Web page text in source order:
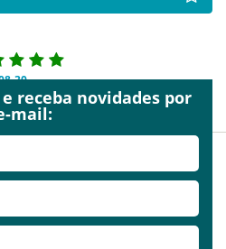
30
muito agradável e aconchegante!!
receba novidades por
mail: